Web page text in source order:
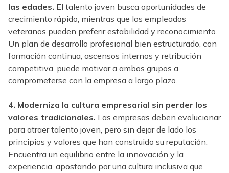
las edades. El talento joven busca oportunidades de
crecimiento rápido, mientras que los empleados
veteranos pueden preferir estabilidad y reconocimiento.
Un plan de desarrollo profesional bien estructurado, con
formación continua, ascensos internos y retribución
competitiva, puede motivar a ambos grupos a
comprometerse con la empresa a largo plazo.
4. Moderniza la cultura empresarial sin perder los
valores tradicionales. Las empresas deben evolucionar
para atraer talento joven, pero sin dejar de lado los
principios y valores que han construido su reputación.
Encuentra un equilibrio entre la innovación y la
experiencia, apostando por una cultura inclusiva que